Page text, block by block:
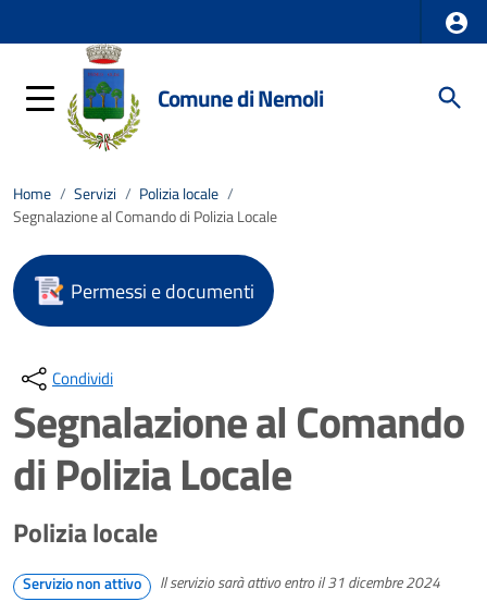
Comune di Nemoli
Home / Servizi / Polizia locale /
Segnalazione al Comando di Polizia Locale
Permessi e documenti
Condividi
Segnalazione al Comando
di Polizia Locale
Polizia locale
Servizio non attivo Il servizio sarà attivo entro il 31 dicembre 2024